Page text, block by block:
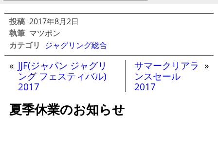
投稿 2017年8月2日
執筆 マツポン
カテゴリ
ジャグリング総合
« JJF(ジャパン ジャグリ
ング フェスティバル)
2017
サマークリアラ
ンスセール
2017
»
夏季休業のお知らせ